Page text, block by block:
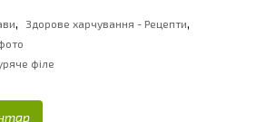
, Здорове харчування - Рецепти,
філе